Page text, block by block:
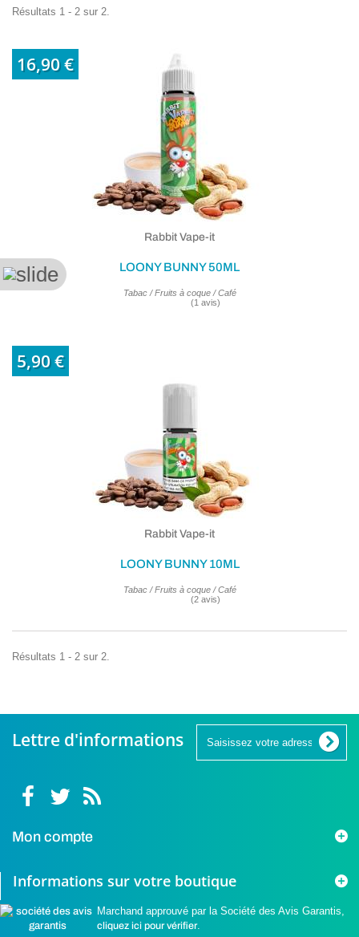
Résultats 1 - 2 sur 2.
16,90 €
Rabbit Vape-it
LOONY BUNNY 50ML
Tabac / Fruits à coque / Café
5,90 €
Rabbit Vape-it
LOONY BUNNY 10ML
Tabac / Fruits à coque / Café
Résultats 1 - 2 sur 2.
Lettre d'informations
Mon compte
Informations sur votre boutique
Marchand approuvé par la Société des Avis Garantis,
cliquez ici pour vérifier.